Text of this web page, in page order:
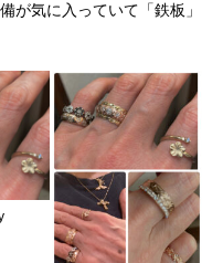
が気に入っていて「鉄板」